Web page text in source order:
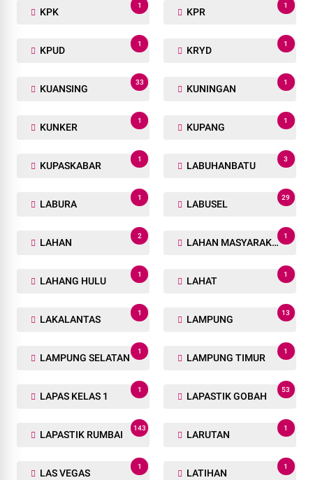
KPK
1
KPR
1
KPUD
1
KRYD
1
KUANSING
33
KUNINGAN
1
KUNKER
1
KUPANG
1
KUPASKABAR
1
LABUHANBATU
3
LABURA
1
LABUSEL
29
LAHAN
2
LAHAN MASYARAKAT
1
LAHANG HULU
1
LAHAT
1
LAKALANTAS
1
LAMPUNG
13
LAMPUNG SELATAN
1
LAMPUNG TIMUR
1
LAPAS KELAS 1
1
LAPASTIK GOBAH
53
LAPASTIK RUMBAI
143
LARUTAN
1
LAS VEGAS
1
LATIHAN
1